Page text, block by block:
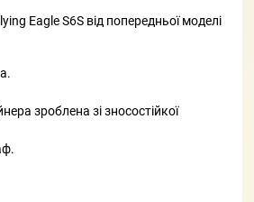
Eagle S6S від попередньої моделі
зроблена зі зносостійкої